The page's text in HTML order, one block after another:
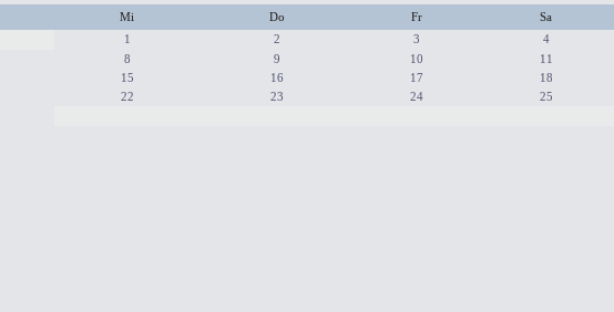
Mi Do Fr Sa
1
2 3 4
8 9 10 11
15 16 17 18
22 23 24 25